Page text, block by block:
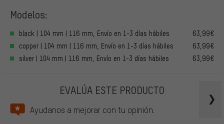
Modelos:
black | 104 mm | 116 mm, Envío en 1-3 días hábiles
63,99€
copper | 104 mm | 116 mm, Envío en 1-3 días hábiles
63,99€
silver | 104 mm | 116 mm, Envío en 1-3 días hábiles
63,99€
EVALÚA ESTE PRODUCTO
Ayudanos a mejorar con tu opinión.